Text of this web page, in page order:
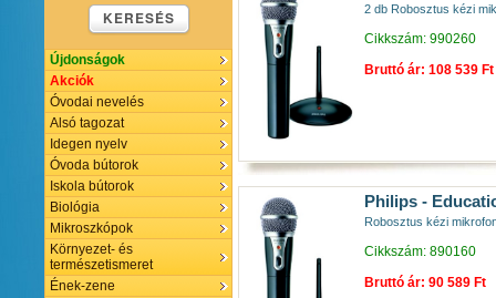
KERESÉS
Újdonságok
Akciók
Óvodai nevelés
Alsó tagozat
Idegen nyelv
Óvoda bútorok
Iskola bútorok
Biológia
Mikroszkópok
Környezet- és
természetismeret
Ének-zene
2 db Robosztus kézi
Cikkszám: 990260
Bruttó ár: 108 539 Ft
Philips -
Robosztus kézi
Cikkszám: 890160
Bruttó ár: 90 589 Ft